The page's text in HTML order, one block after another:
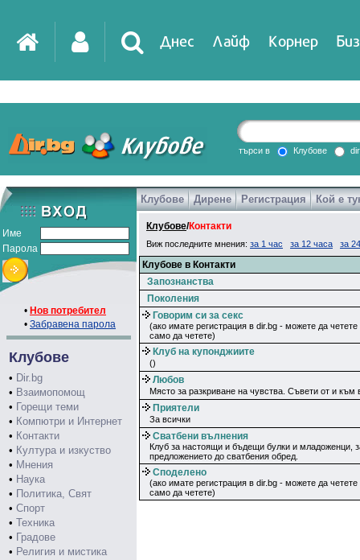
Днес Лайф Корнер
DirTV Impressio
Games
търси в Клубове
Име
Парола
• Нов потребител
• Забравена парола
Клубове
• Dir.bg
• Взаимопомощ
• Горещи теми
• Компютри и Интернет
• Контакти
• Култура и изкуство
• Мнения
• Наука
• Политика, Свят
• Спорт
• Техника
• Градове
• Религия и мистика
Клубове Дирене Регистрация Кой е
Клубове/Контакти
Виж последните мнения: за 1 час за 12 часа за
Клубове в Контакти
Запознанства
Поколения
Говорим си за секс
(ако имате регистрация в dir.bg - можете да
само да четете)
Клуб на купонджиите
()
Любов
Място за разкриване на чувства. Съвети от и към
Приятели
За всички
Сватбени вълнения
Клуб за настоящи и бъдещи булки и младоженци,
предложението до сватбения обред.
Споделено
(ако имате регистрация в dir.bg - можете да
само да четете)